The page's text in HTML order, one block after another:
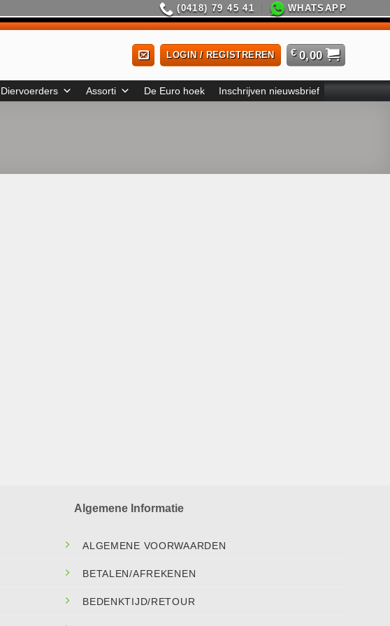
(0418) 79 45 41 WHATSAPP
LOGIN / REGISTREREN € 0,00
Diervoerders Assorti De Euro hoek Inschrijven nieuwsbrief
Algemene Informatie
ALGEMENE VOORWAARDEN
BETALEN/AFREKENEN
BEDENKTIJD/RETOUR